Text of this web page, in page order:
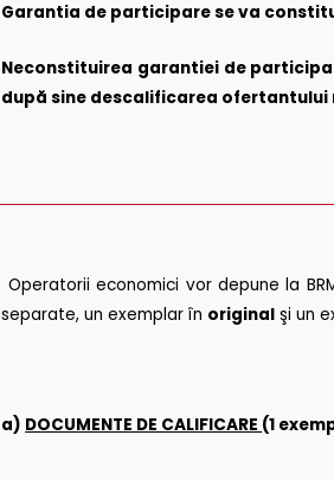
Garantia de participare se va
Neconstituirea garantiei de
după sine descalificarea ofertantului
Operatorii economici vor depune la
separate, un exemplar în original şi un
a) DOCUMENTE DE CALIFICARE (1